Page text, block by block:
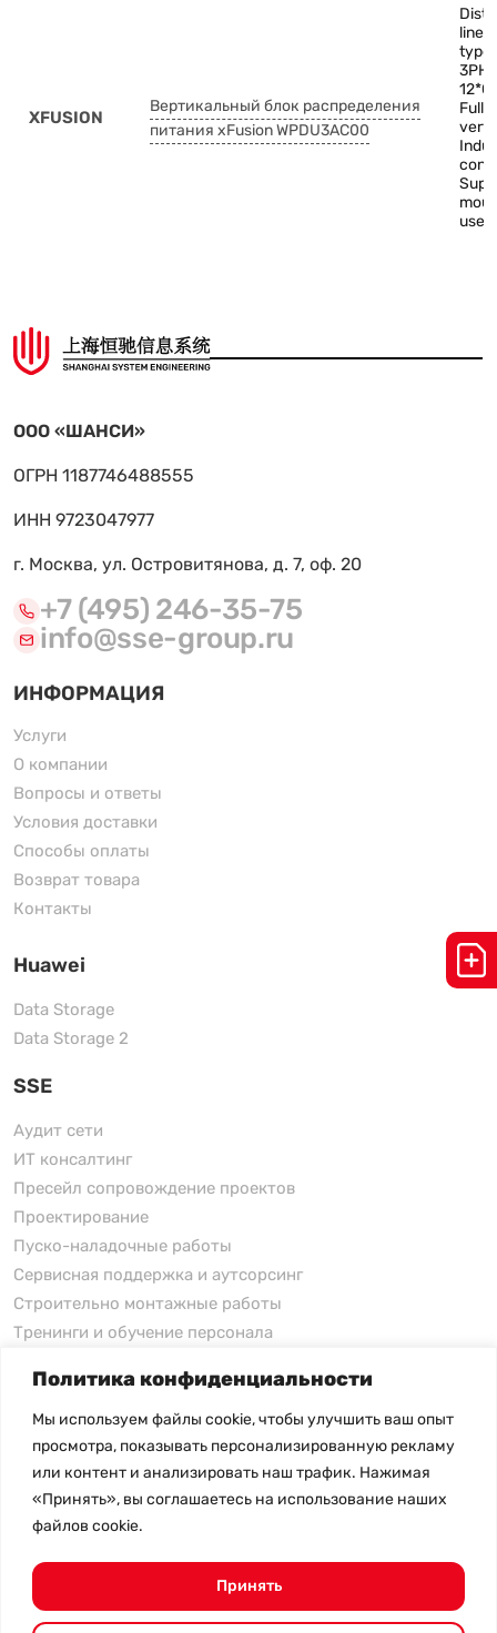
Политика конфиденциальности
Мы используем файлы cookie, чтобы улучшить ваш опыт
просмотра, показывать персонализированную рекламу
или контент и анализировать наш трафик. Нажимая
«Принять», вы соглашаетесь на использование наших
файлов cookie.
Принять
XFUSION
Вертикальный блок распределения
питания xFusion WPDU3AC00
line-
Full
use
ООО «ШАНСИ»
ОГРН 1187746488555
ИНН 9723047977
г. Москва, ул. Островитянова, д. 7, оф. 20
+7 (495) 246-35-75
info@sse-group.ru
ИНФОРМАЦИЯ
Услуги
О компании
Вопросы и ответы
Условия доставки
Способы оплаты
Возврат товара
Контакты
Huawei
Data Storage
Data Storage 2
SSE
Аудит сети
ИТ консалтинг
Пресейл сопровождение проектов
Проектирование
Пуско-наладочные работы
Сервисная поддержка и аутсорсинг
Строительно монтажные работы
Тренинги и обучение персонала
xFusion
xFusion
xFusion AI Solution
Цены на товары не являются публичной офертой и
- Политика конфиденциальности- Возврат товара
© 2026.SHANGHAI SYSTEM ENGINEERING.Все права